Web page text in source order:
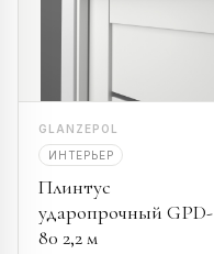
GLANZEPOL
ИНТЕРЬЕР
Плинтус
ударопрочный GPD-
80 2,2 м